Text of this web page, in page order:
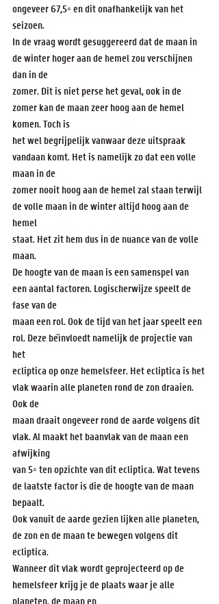
ongeveer 67,5◦ en dit onafhankelijk van het
seizoen.
In de vraag wordt gesuggereerd dat de maan in
de winter hoger aan de hemel zou verschijnen
dan in de
zomer. Dit is niet perse het geval, ook in de
zomer kan de maan zeer hoog aan de hemel
komen. Toch is
het wel begrijpelijk vanwaar deze uitspraak
vandaan komt. Het is namelijk zo dat een volle
maan in de
zomer nooit hoog aan de hemel zal staan terwijl
de volle maan in de winter altijd hoog aan de
hemel
staat. Het zit hem dus in de nuance van de volle
maan.
De hoogte van de maan is een samenspel van
een aantal factoren. Logischerwijze speelt de
fase van de
maan een rol. Ook de tijd van het jaar speelt een
rol. Deze be¨ınvloedt namelijk de projectie van
het
ecliptica op onze hemelsfeer. Het ecliptica is het
vlak waarin alle planeten rond de zon draaien.
Ook de
maan draait ongeveer rond de aarde volgens dit
vlak. Al maakt het baanvlak van de maan een
afwijking
van 5◦ ten opzichte van dit ecliptica. Wat tevens
de laatste factor is die de hoogte van de maan
bepaalt.
Ook vanuit de aarde gezien lijken alle planeten,
de zon en de maan te bewegen volgens dit
ecliptica.
Wanneer dit vlak wordt geprojecteerd op de
hemelsfeer krijg je de plaats waar je alle
planeten, de maan en